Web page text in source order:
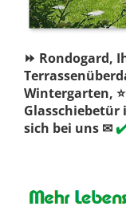
⏩ Rondogard,
Wintergarten,
Glasschiebetür
sich bei uns ✉